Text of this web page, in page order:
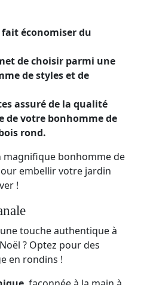
fait économiser du
de choisir parmi une
de styles et de
assuré de la qualité
de votre bonhomme de
rond.
magnifique bonhomme de
embellir votre jardin
!
touche authentique à
? Optez pour des
en rondins !